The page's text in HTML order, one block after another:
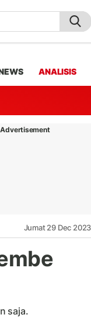
ANALISIS
Advertisement
Jumat 29 Dec
saja.